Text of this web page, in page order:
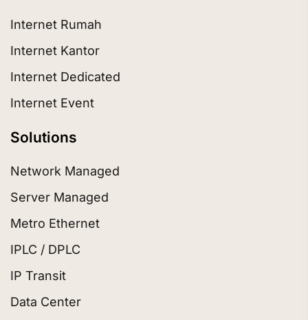
Internet Rumah
Internet Kantor
Internet Dedicated
Internet Event
Solutions
Network Managed
Server Managed
Metro Ethernet
IPLC / DPLC
IP Transit
Data Center